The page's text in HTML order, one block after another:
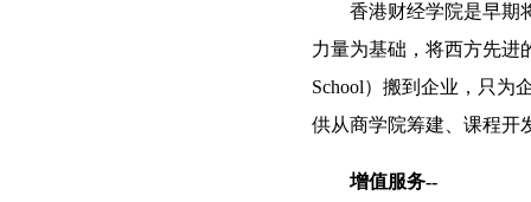
香港财经学院是早期
力量为基础，将西方先进
School）搬到企业，只为
供从商学院筹建、课程开
增值服务--